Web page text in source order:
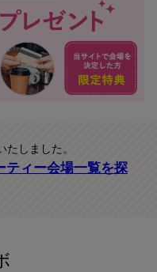
しました。
ティー会場一覧を探